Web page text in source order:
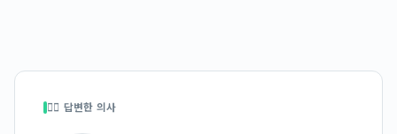
👩‍⚕️ 답변한 의사